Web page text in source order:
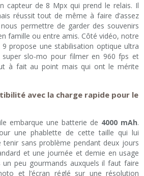
capteur de 8 Mpx qui prend le relais. Il
réussit tout de même à faire d’assez
permettre de garder des souvenirs
famille ou entre amis. Côté vidéo, notre
9 propose une stabilisation optique ultra
slo-mo pour filmer en 960 fps et
à fait au point mais qui ont le mérite
avec la charge rapide pour le
embarque une batterie de 4000 mAh.
une phablette de cette taille qui lui
sans problème pendant deux jours
et une journée et demie en usage
peu gourmands auxquels il faut faire
et l’écran réglé sur une résolution